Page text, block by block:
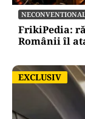
FrikiPedia:
Românii îl
EXCLUSIV
EXCLUSIV